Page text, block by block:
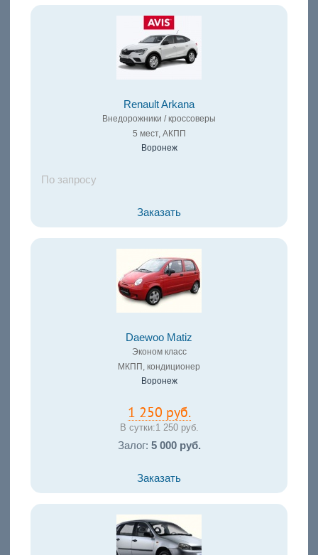
Renault Arkana
Внедорожники / кроссоверы
5 мест, АКПП
Воронеж
По запросу
Заказать
Daewoo Matiz
Эконом класс
МКПП, кондиционер
Воронеж
1 250 руб.
В сутки:1 250 руб.
Залог: 5 000 руб.
Заказать